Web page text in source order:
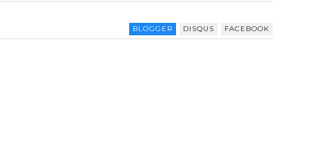
BLOGGER DISQUS FACEBOOK